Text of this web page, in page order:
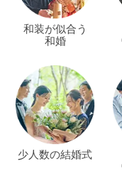
和装が似合う
和婚
少人数の結婚式